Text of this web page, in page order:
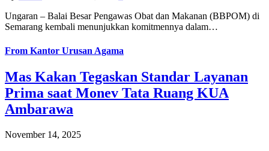
Ungaran – Balai Besar Pengawas Obat dan Makanan (BBPOM) di
Semarang kembali menunjukkan komitmennya dalam…
From Kantor Urusan Agama
Mas Kakan Tegaskan Standar Layanan
Prima saat Monev Tata Ruang KUA
Ambarawa
November 14, 2025